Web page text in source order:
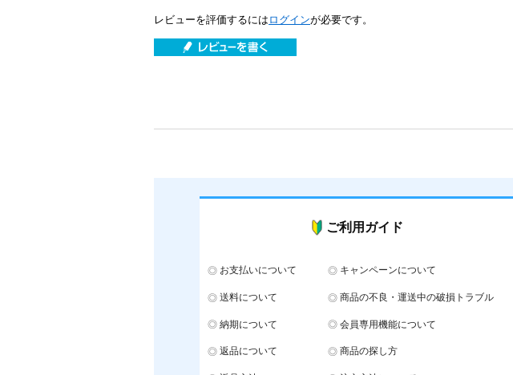
レビューを評価するには ログインが必要です。
ご利用ガイド
お支払いについて キャンペーンについて
送料について 商品の不良・運送中の破損トラブル
納期について 会員専用機能について
返品について 商品の探し方